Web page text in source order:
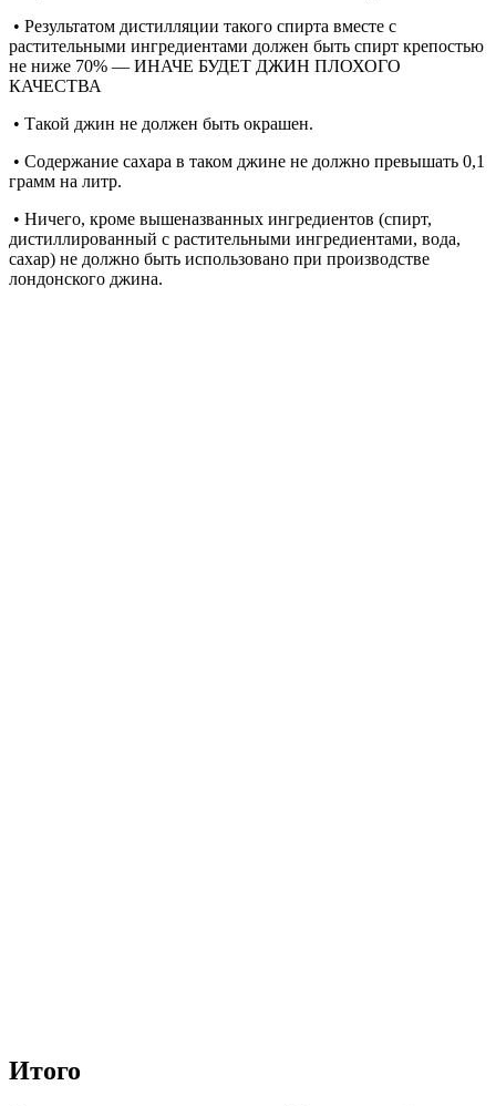
• Результатом дистилляции такого спирта вместе с
растительными ингредиентами должен быть спирт крепостью
не ниже 70% — ИНАЧЕ БУДЕТ ДЖИН ПЛОХОГО
КАЧЕСТВА
• Такой джин не должен быть окрашен.
• Содержание сахара в таком джине не должно превышать 0,1
грамм на литр.
• Ничего, кроме вышеназванных ингредиентов (спирт,
дистиллированный с растительными ингредиентами, вода,
сахар) не должно быть использовано при производстве
лондонского джина.
Итого